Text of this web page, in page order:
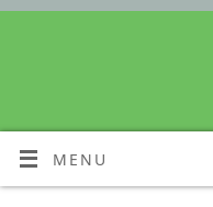
MENU